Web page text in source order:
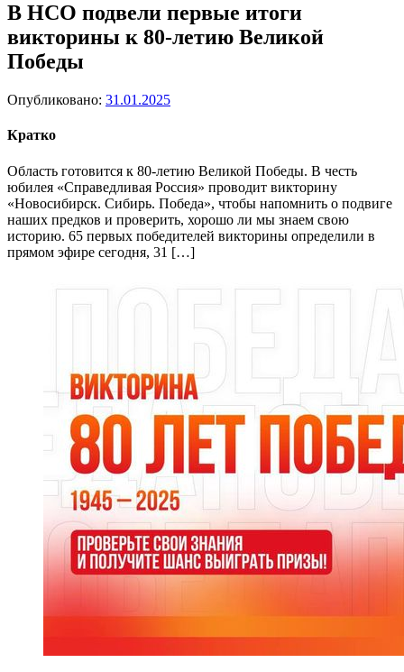
В НСО подвели первые итоги
викторины к 80-летию Великой
Победы
Опубликовано: 31.01.2025
Кратко
Область готовится к 80-летию Великой Победы. В честь
юбилея «Справедливая Россия» проводит викторину
«Новосибирск. Сибирь. Победа», чтобы напомнить о подвиге
наших предков и проверить, хорошо ли мы знаем свою
историю. 65 первых победителей викторины определили в
прямом эфире сегодня, 31 […]